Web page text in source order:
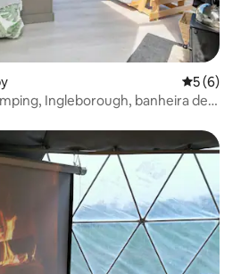
5 de
5 (6)
Ingleborough, banheira de